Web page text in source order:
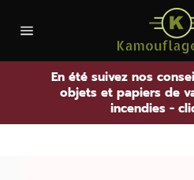
contenu
En été suivez nos
objets et papiers de
incendies -